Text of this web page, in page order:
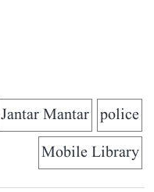
police
Jantar Mantar
Mobile Library